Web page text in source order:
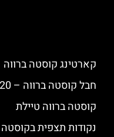
קארטינג קוסטה ברווה
חבל קוסטה ברווה – 20 אתרי התיירות שאסור לפספס
קוסטה ברווה טיילת
נקודות תצפית